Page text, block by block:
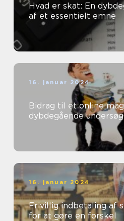
Hvad er skat: En
af et essentielt emne
16. januar 2024
Bidrag til et online
dybdegående
16. januar 2024
Frivillig indbetaling af skat En
for at gøre en forskel